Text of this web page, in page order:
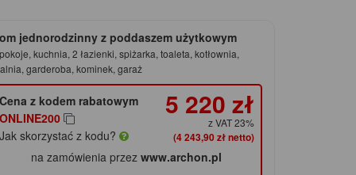
jednorodzinny z poddaszem użytkowym
kuchnia, 2 łazienki, spiżarka, toaleta, kotłownia,
garderoba, kominek, garaż
z kodem rabatowym
skorzystać z kodu?
5 220 zł
z VAT 23%
(4 243,90 zł netto)
na zamówienia przezwww.archon.pl